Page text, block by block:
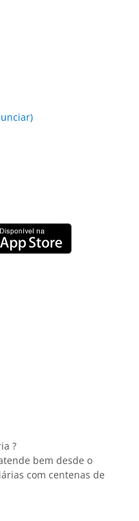
?
bem desde o
com centenas de